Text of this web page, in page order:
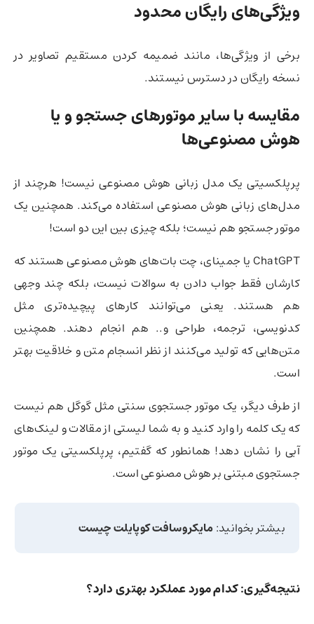
ویژگی‌های رایگان محدود
برخی از ویژگی‌ها، مانند ضمیمه کردن مستقیم تصاویر در
نسخه رایگان در دسترس نیستند.
مقایسه با سایر موتورهای جستجو و یا
هوش مصنوعی‌ها
پرپلکسیتی یک مدل زبانی هوش مصنوعی نیست!‌ هرچند از
مدل‌های زبانی هوش مصنوعی استفاده می‌کند. همچنین یک
موتور جستجو هم نیست؛ بلکه چیزی بین این دو است!
ChatGPT یا جمینای، چت بات‌های هوش مصنوعی هستند که
کارشان فقط جواب دادن به سوالات نیست، بلکه چند وجهی
هم هستند. یعنی می‌توانند کارهای پیچیده‌تری مثل
کدنویسی، ترجمه، طراحی و.. هم انجام دهند. همچنین
متن‌هایی که تولید می‌کنند از نظر انسجام متن و خلاقیت بهتر
است.
از طرف دیگر، یک موتور جستجوی سنتی مثل گوگل هم نیست
که یک کلمه را وارد کنید و به شما لیستی از مقالات و لینک‌های
آبی را نشان دهد! همانطور که گفتیم، پرپلکسیتی یک موتور
جستجوی مبتنی بر هوش مصنوعی است.
بیشتر بخوانید:مایکروسافت کوپایلت چیست
نتیجه‌گیری: کدام مورد عملکرد بهتری دارد؟